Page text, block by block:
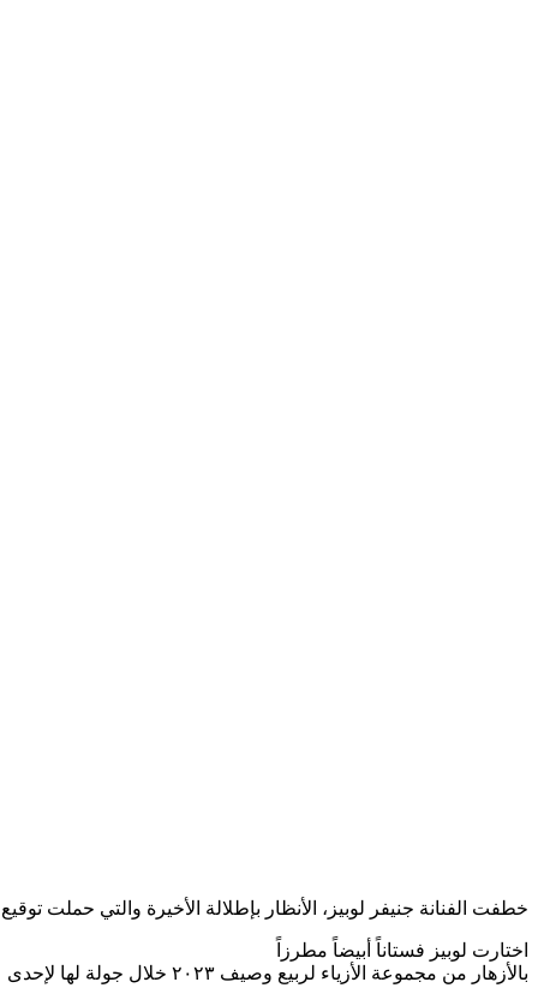
خطفت الفنانة جنيفر لوبيز، الأنظار بإطلالة الأخيرة والتي حملت
اختارت لوبيز فستاناً أبيضاً مطرزاً
بالأزهار من مجموعة الأزياء لربيع وصيف ٢٠٢٣ خلال جولة لها لإحدى علاماتها التجارية للمشروبات.